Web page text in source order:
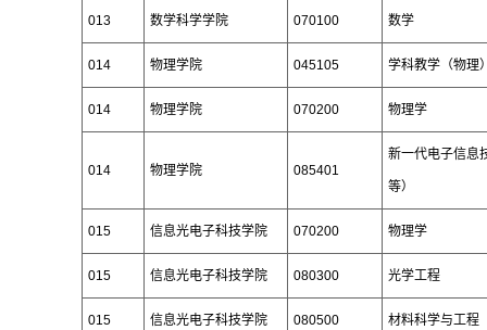
013 数学科学学院 070100 数学
014 物理学院 045105 学科教学（物理
014 物理学院 070200 物理学
014 物理学院 085401
新一代电子信息
等）
015 信息光电子科技学院 070200 物理学
015 信息光电子科技学院 080300 光学工程
015 信息光电子科技学院 080500 材料科学与工程